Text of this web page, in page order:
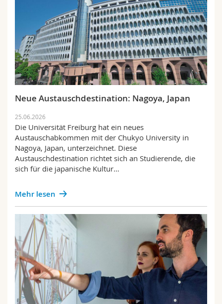
Neue Austauschdestination: Nagoya, Japan
25.06.2026
Die Universität Freiburg hat ein neues
Austauschabkommen mit der Chukyo University in
Nagoya, Japan, unterzeichnet. Diese
Austauschdestination richtet sich an Studierende, die
sich für die japanische Kultur…
Mehr lesen